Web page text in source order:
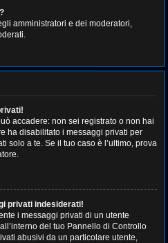
amministratori e dei moderatori,
accadere: non sei registrato o non hai
ha disabilitato i messaggi privati per
solo a te. Se il tuo caso è l’ultimo, prova
privati indesiderati!
i messaggi privati ​​di un utente
del tuo Pannello di Controllo
​​abusivi da un particolare utente,